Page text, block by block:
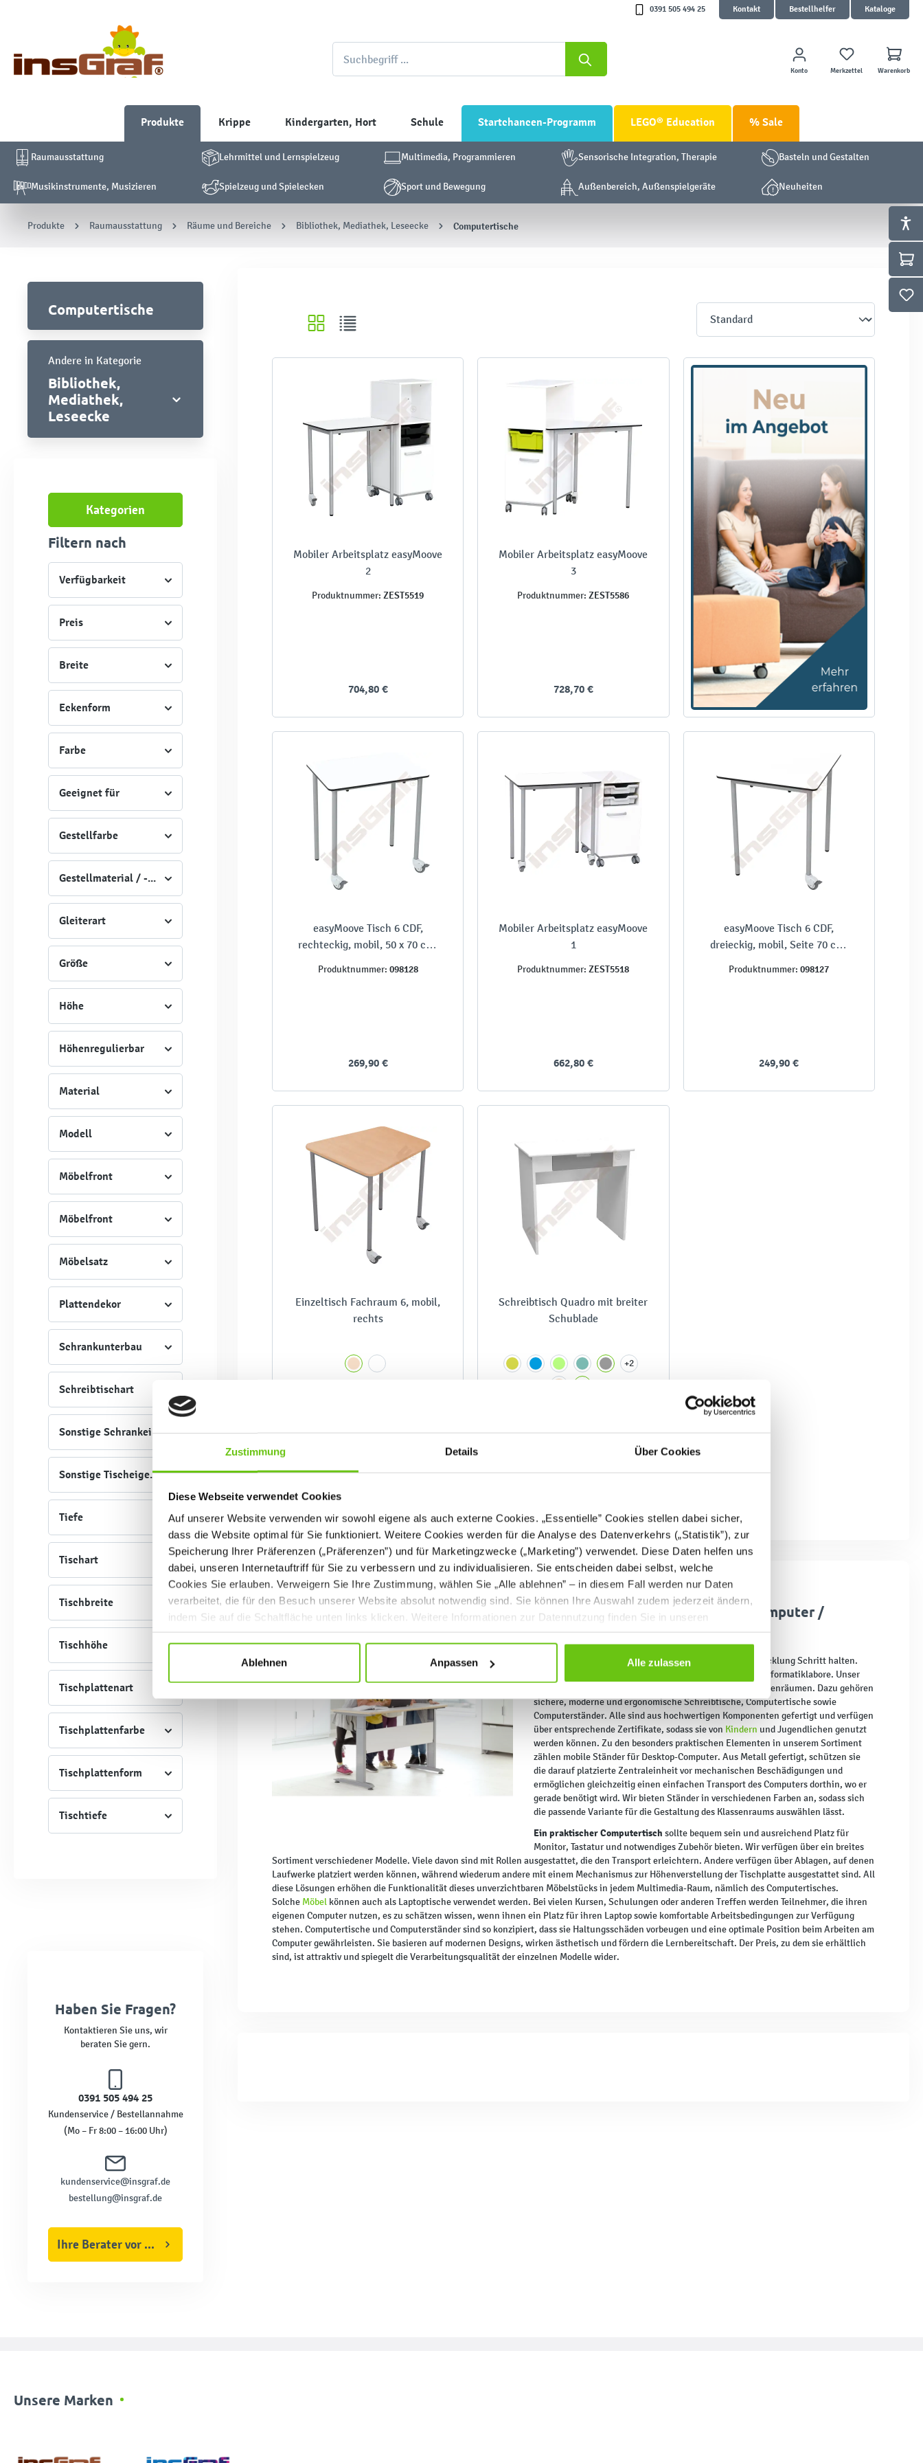
Zustimmung Details Über Cookies
Diese Webseite verwendet Cookies
Auf unserer Website verwenden wir sowohl eigene als auch externe Cookies. „Essentielle” Cookies stellen dabei sicher,
dass die Website optimal für Sie funktioniert. Weitere Cookies werden für die Analyse des Datenverkehrs („Statistik”), zur
Speicherung Ihrer Präferenzen („Präferenzen”) und für Marketingzwecke („Marketing”) verwendet. Diese Daten helfen uns
dabei, unseren Internetauftriff für Sie zu verbessern und zu individualisieren. Sie entscheiden dabei selbst, welche
Cookies Sie erlauben. Verweigern Sie Ihre Zustimmung, wählen Sie „Alle ablehnen” – in diesem Fall werden nur Daten
verarbeitet, die für den Besuch unserer Website absolut notwendig sind. Sie können Ihre Auswahl zudem jederzeit ändern,
indem Sie auf die Schaltfläche unten links klicken. Weitere Informationen zur Datennutzung finden Sie in unseren
Datenschutzrichtlinien.
Ablehnen Anpassen Alle zulassen
0391 505 494 25 Kontakt Bestellhelfer Kataloge
Konto Merkzettel Warenkorb
Produkte Krippe Kindergarten, Hort Schule Startchancen-Programm LEGO® Education % Sale
Raumausstattung Lehrmittel und Lernspielzeug Multimedia, Programmieren Sensorische Integration, Therapie Basteln und Gestalten
Musikinstrumente, Musizieren Spielzeug und Spielecken Sport und Bewegung Außenbereich, Außenspielgeräte Neuheiten
Produkte Raumausstattung Räume und Bereiche Bibliothek, Mediathek, Leseecke Computertische
Computertische
Andere in Kategorie
Bibliothek,
Mediathek,
Leseecke
Kategorien
Filtern nach
Verfügbarkeit
Preis
Breite
Eckenform
Farbe
Geeignet für
Gestellfarbe
Gestellmaterial / -Art
Gleiterart
Größe
Höhe
Höhenregulierbar
Material
Modell
Möbelfront
Möbelfront
Möbelsatz
Plattendekor
Schrankunterbau
Schreibtischart
Sonstige Schrankeigenschaften
Sonstige Tischeigenschaften
Tiefe
Tischart
Tischbreite
Tischhöhe
Tischplattenart
Tischplattenfarbe
Tischplattenform
Tischtiefe
Haben Sie Fragen?
Kontaktieren Sie uns, wir
beraten Sie gern.
0391 505 494 25
Kundenservice / Bestellannahme
(Mo – Fr 8:00 – 16:00 Uhr)
kundenservice@insgraf.de
bestellung@insgraf.de
Ihre Berater vor Ort
Mobiler Arbeitsplatz easyMoove
2
Produktnummer: ZEST5519
704,80 €
Mobiler Arbeitsplatz easyMoove
3
Produktnummer: ZEST5586
728,70 €
easyMoove Tisch 6 CDF,
rechteckig, mobil, 50 x 70 cm,
Produktnummer: 098128
269,90 €
Mobiler Arbeitsplatz easyMoove
1
Produktnummer: ZEST5518
662,80 €
easyMoove Tisch 6 CDF,
dreieckig, mobil, Seite 70 cm,
Produktnummer: 098127
249,90 €
Einzeltisch Fachraum 6, mobil,
rechts
199,90 €
Schreibtisch Quadro mit breiter
Schublade
+2
241,90 €
Ständer und Computertische für Computer /
Laptops
Die moderne Schule muss mit der technologischen Entwicklung Schritt halten.
Deshalb entstehen immer mehr Multimedia-Räume und Informatiklabore. Unser
Shop bietet Möbel und Ausstattung für diese Art von Klassenräumen. Dazu gehören
sichere, moderne und ergonomische Schreibtische, Computertische sowie
Computerständer. Alle sind aus hochwertigen Komponenten gefertigt und verfügen
über entsprechende Zertifikate, sodass sie von Kindern und Jugendlichen genutzt
werden können. Zu den besonders praktischen Elementen in unserem Sortiment
zählen mobile Ständer für Desktop-Computer. Aus Metall gefertigt, schützen sie
die darauf platzierte Zentraleinheit vor mechanischen Beschädigungen und
ermöglichen gleichzeitig einen einfachen Transport des Computers dorthin, wo er
gerade benötigt wird. Wir bieten Ständer in verschiedenen Farben an, sodass sich
die passende Variante für die Gestaltung des Klassenraums auswählen lässt.
Ein praktischer Computertisch sollte bequem sein und ausreichend Platz für
Monitor, Tastatur und notwendiges Zubehör bieten. Wir verfügen über ein breites
Sortiment verschiedener Modelle. Viele davon sind mit Rollen ausgestattet, die den Transport erleichtern. Andere verfügen über Ablagen, auf denen
Laufwerke platziert werden können, während wiederum andere mit einem Mechanismus zur Höhenverstellung der Tischplatte ausgestattet sind. All
diese Lösungen erhöhen die Funktionalität dieses unverzichtbaren Möbelstücks in jedem Multimedia-Raum, nämlich des Computertisches.
Solche Möbel können auch als Laptoptische verwendet werden. Bei vielen Kursen, Schulungen oder anderen Treffen werden Teilnehmer, die ihren
eigenen Computer nutzen, es zu schätzen wissen, wenn ihnen ein Platz für ihren Laptop sowie komfortable Arbeitsbedingungen zur Verfügung
stehen. Computertische und Computerständer sind so konzipiert, dass sie Haltungsschäden vorbeugen und eine optimale Position beim Arbeiten am
Computer gewährleisten. Sie basieren auf modernen Designs, wirken ästhetisch und fördern die Lernbereitschaft. Der Preis, zu dem sie erhältlich
sind, ist attraktiv und spiegelt die Verarbeitungsqualität der einzelnen Modelle wider.
Unsere Marken